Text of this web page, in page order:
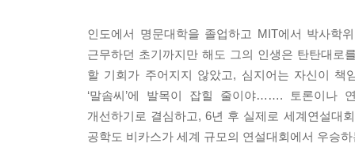
잘하고 싶은 사람들에게 두 가지 측면에서 영감
인간이라면 누구나 감정을 가지고 태어나며, 감
략) 감정 소통법이 영감을 주는 두 번째 이유는
해준다는 점이다.
―119쪽
인도에서 명문대학을 졸업하고 MIT에서 박사학
근무하던 초기까지만 해도 그의 인생은 탄탄대로
할 기회가 주어지지 않았고, 심지어는 자신이 책
‘말솜씨’에 발목이 잡힐 줄이야……. 토론이나
개선하기로 결심하고, 6년 후 실제로 세계연설대
공학도 비카스가 세계 규모의 연설대회에서 우승